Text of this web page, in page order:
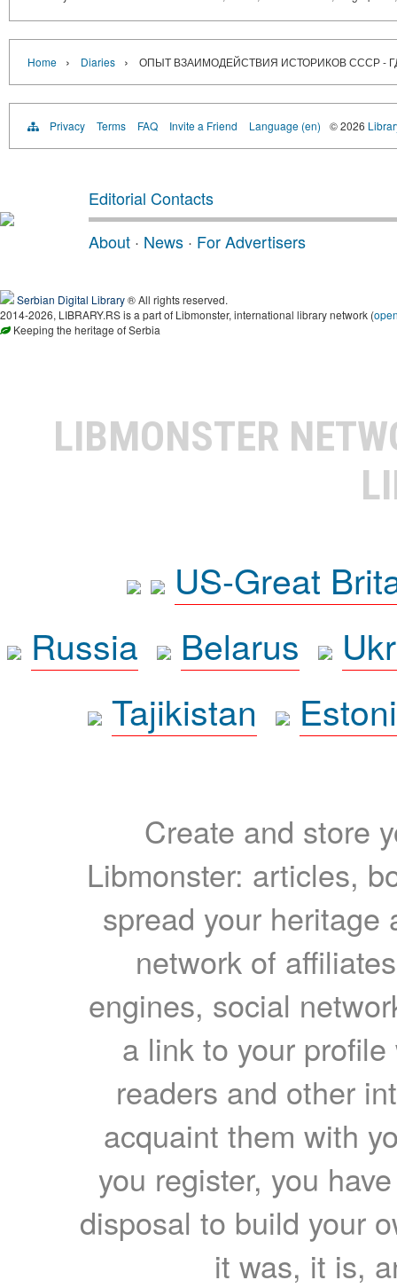
Home › Diaries › ОПЫТ ВЗАИМОДЕЙСТВИЯ ИСТОРИКОВ СССР -
Privacy Terms FAQ Invite a Friend Language (en) © 2026
Editorial Contacts
About · News · For Advertisers
Serbian Digital Library® All rights reserved.
2014-2026, LIBRARY.RS is a part of Libmonster, international library network (
Keeping the heritage of Serbia
LIBMONSTER
US-Great
Russia
Belarus
Tajikistan
Create and store
Libmonster: articles,
spread your heritage
network of
engines, social
a link to your
readers and other
acquaint them with
you register, you
disposal to build your
it was, it is,